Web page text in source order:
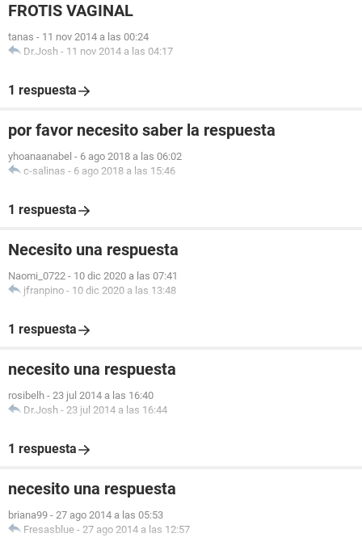
FROTIS VAGINAL
tanas - 11 nov 2014 a las 00:24
Dr.Josh - 11 nov 2014 a las 04:17
1 respuesta
por favor necesito saber la respuesta
yhoanaanabel - 6 ago 2018 a las 06:02
c-salinas - 6 ago 2018 a las 15:46
1 respuesta
Necesito una respuesta
Naomi_0722 - 10 dic 2020 a las 07:41
jfranpino - 10 dic 2020 a las 13:48
1 respuesta
necesito una respuesta
rosibelh - 23 jul 2014 a las 16:40
Dr.Josh - 23 jul 2014 a las 16:44
1 respuesta
necesito una respuesta
briana99 - 27 ago 2014 a las 05:53
Fresasblue - 27 ago 2014 a las 12:57